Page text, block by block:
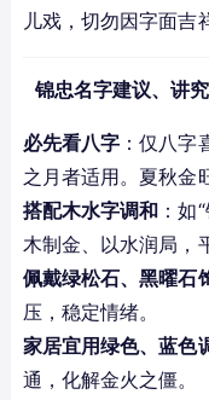
儿戏，切勿因字面吉
锦忠名字建议、讲
必先看八字 ：仅八
之月者适用。夏秋金
搭配木水字调和 ：如
木制金、以水润局，
佩戴绿松石、黑曜石
压，稳定情绪。
家居宜用绿色、蓝色
通，化解金火之僵。